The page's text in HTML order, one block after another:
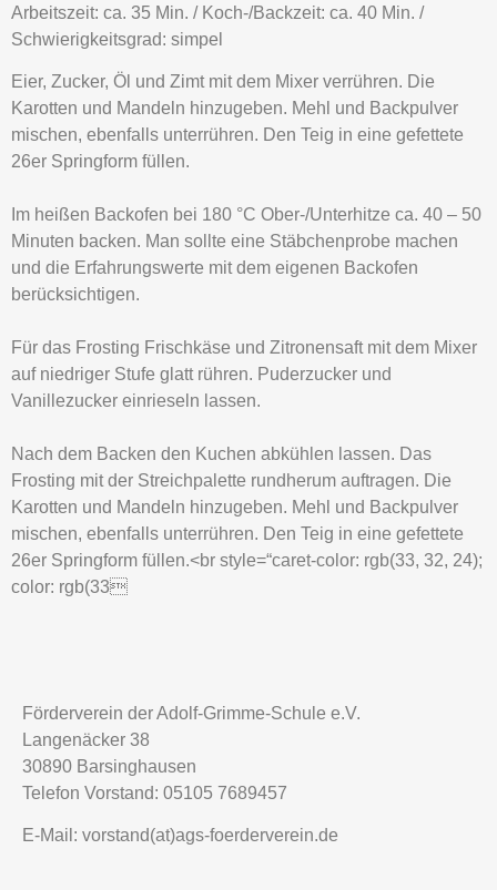
Arbeitszeit: ca. 35 Min. / Koch-/Backzeit: ca. 40 Min. /
Schwierigkeitsgrad: simpel
Eier, Zucker, Öl und Zimt mit dem Mixer verrühren. Die
Karotten und Mandeln hinzugeben. Mehl und Backpulver
mischen, ebenfalls unterrühren. Den Teig in eine gefettete
26er Springform füllen.
Im heißen Backofen bei 180 °C Ober-/Unterhitze ca. 40 – 50
Minuten backen. Man sollte eine Stäbchenprobe machen
und die Erfahrungswerte mit dem eigenen Backofen
berücksichtigen.
Für das Frosting Frischkäse und Zitronensaft mit dem Mixer
auf niedriger Stufe glatt rühren. Puderzucker und
Vanillezucker einrieseln lassen.
Nach dem Backen den Kuchen abkühlen lassen. Das
Frosting mit der Streichpalette rundherum auftragen. Die
Karotten und Mandeln hinzugeben. Mehl und Backpulver
mischen, ebenfalls unterrühren. Den Teig in eine gefettete
26er Springform füllen.<br style=“caret-color: rgb(33, 32, 24);
color: rgb(33
Förderverein der Adolf-Grimme-Schule e.V.
Langenäcker 38
30890 Barsinghausen
Telefon Vorstand: 05105 7689457
E-Mail: vorstand(at)ags-foerderverein.de